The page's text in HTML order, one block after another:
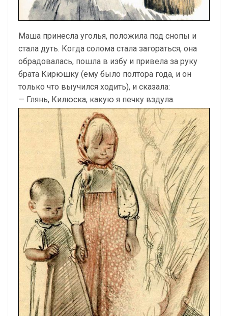
Маша принесла уголья, положила под снопы и
стала дуть. Когда солома стала загораться, она
обрадовалась, пошла в избу и привела за руку
брата Кирюшку (ему было полтора года, и он
только что выучился ходить), и сказала:
— Глянь, Килюска, какую я печку вздула.